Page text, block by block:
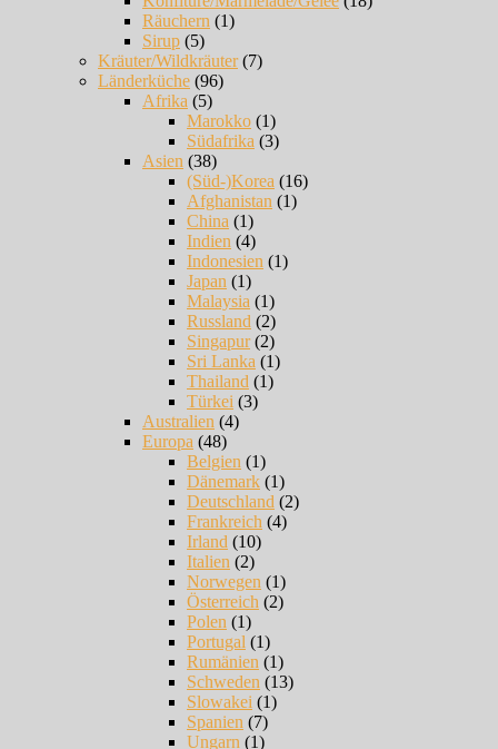
Räuchern (1)
Sirup (5)
Kräuter/Wildkräuter(7)
Länderküche (96)
Afrika (5)
Marokko (1)
Südafrika (3)
Asien (38)
(Süd-)Korea (16)
Afghanistan (1)
China (1)
Indien (4)
Indonesien (1)
Japan (1)
Malaysia (1)
Russland (2)
Singapur(2)
Sri Lanka (1)
Thailand (1)
Türkei (3)
Australien (4)
Europa (48)
Belgien (1)
Dänemark (1)
Deutschland (2)
Frankreich (4)
Irland (10)
Italien (2)
Norwegen (1)
Österreich (2)
Polen (1)
Portugal (1)
Rumänien (1)
Schweden (13)
Slowakei (1)
Spanien (7)
Ungarn (1)